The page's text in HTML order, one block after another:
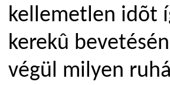
kellemetlen idõt
kerekû
végül milyen